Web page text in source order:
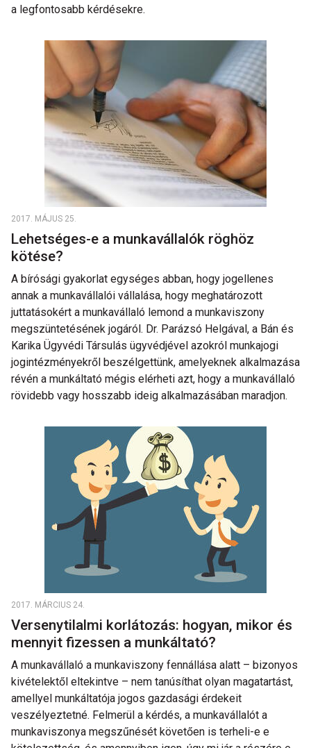
a legfontosabb kérdésekre.
2017. MÁJUS 25.
Lehetséges-e a munkavállalók röghöz
kötése?
A bírósági gyakorlat egységes abban, hogy jogellenes
annak a munkavállalói vállalása, hogy meghatározott
juttatásokért a munkavállaló lemond a munkaviszony
megszüntetésének jogáról. Dr. Parázsó Helgával, a Bán és
Karika Ügyvédi Társulás ügyvédjével azokról munkajogi
jogintézményekről beszélgettünk, amelyeknek alkalmazása
révén a munkáltató mégis elérheti azt, hogy a munkavállaló
rövidebb vagy hosszabb ideig alkalmazásában maradjon.
2017. MÁRCIUS 24.
Versenytilalmi korlátozás: hogyan, mikor és
mennyit fizessen a munkáltató?
A munkavállaló a munkaviszony fennállása alatt – bizonyos
kivételektől eltekintve – nem tanúsíthat olyan magatartást,
amellyel munkáltatója jogos gazdasági érdekeit
veszélyeztetné. Felmerül a kérdés, a munkavállalót a
munkaviszonya megszűnését követően is terheli-e e